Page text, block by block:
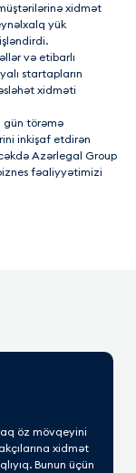
xidmət
yük
və etibarlı
startapların
xidməti
gün törəmə
inkişaf etdirən
Azərlegal Group
fəaliyyətimizi
öz mövqeyini
xidmət
Bunun üçün